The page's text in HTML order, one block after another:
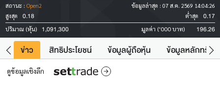
สถานะ : Open2 ข้อมูลล่าสุด : 07 ส.ค. 2569 14:04:26
สูงสุด
0.18 ต่ำสุด 0.17
ปริมาณ (หุ้น) 1,091,300 มูลค่า ('000 บาท) 196.26
ข่าว สิทธิประโยชน์ ข้อมูลผู้ถือหุ้น ข้อมูลหลักทรัพย์
ดูข้อมูลเชิงลึก